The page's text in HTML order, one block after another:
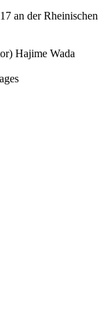
an der Rheinischen
Hajime Wada